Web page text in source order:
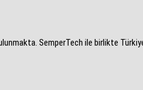
SemperTech ile birlikte